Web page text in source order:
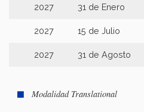
2027 31 de Enero
2027 15 de Julio
2027 31 de Agosto
Modalidad Translational